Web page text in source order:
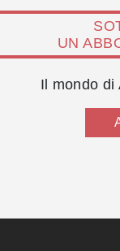
UN
Il mondo di